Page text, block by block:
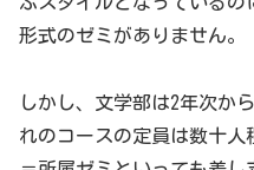
形式のゼミがありません。
しかし、文学部は2年次か
れのコースの定員は数十人